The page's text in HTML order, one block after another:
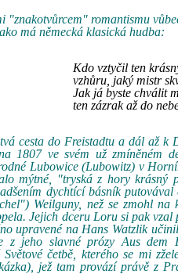
romantismu
má německá klasická hudba:
Kdo vztyčil ten
vzhůru, jaký mistr
Jak já byste chválit
ten zázrak až do
cesta do Freistadtu a dál až
1807 ve svém už zmíněném
Lubowice (Lubowitz) v
mýtné, "tryská z hory krásný
dychtící básník
Weilguny, než se zmohl na
Jejich dceru Loru si pak
upravené na Hans Watzlik
z jeho slavné prózy Aus dem
četbě, kterého se mi
jež tam provází právě z